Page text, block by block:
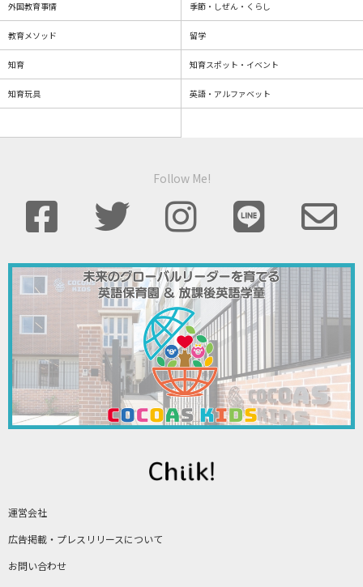
運営会社
広告掲載・プレスリリースについて
お問い合わせ
外国教育事情 季節・しぜん・くらし
教育メソッド 留学
知育 知育スポット・イベント
知育玩具 英語・アルファベット
Follow Me!